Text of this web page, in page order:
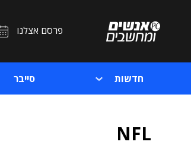
פרסם אצלנו
חדשות סייבר
NFL